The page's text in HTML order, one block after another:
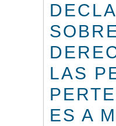
LAS
ES A